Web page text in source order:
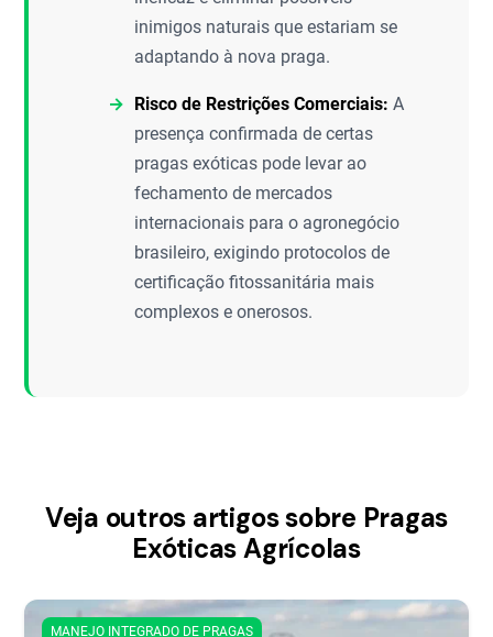
inimigos naturais que estariam se
adaptando à nova praga.
Risco de Restrições Comerciais: A
presença confirmada de certas
pragas exóticas pode levar ao
fechamento de mercados
internacionais para o agronegócio
brasileiro, exigindo protocolos de
certificação fitossanitária mais
complexos e onerosos.
Veja outros artigos sobre Pragas
Exóticas Agrícolas
MANEJO INTEGRADO DE PRAGAS